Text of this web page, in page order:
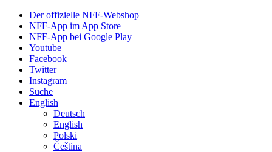
Der offizielle NFF-Webshop
NFF-App im App Store
NFF-App bei Google Play
Youtube
Facebook
Twitter
Instagram
Suche
English
Deutsch
English
Polski
Čeština